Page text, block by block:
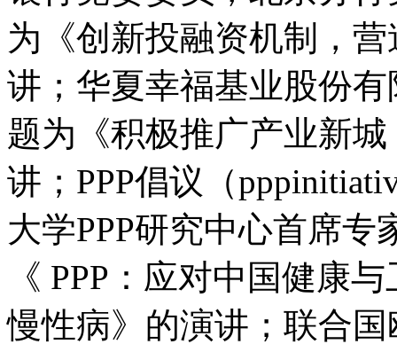
为《创新投融资机制，
讲；华夏幸福基业股份
题为《积极推广产业新
讲；PPP倡议（
大学PPP研究中心首席专
《 PPP：应对中国健康
慢性病》的演讲；联合